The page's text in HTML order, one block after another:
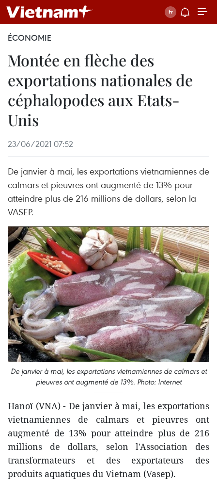
ÉCONOMIE
Montée en flèche des
exportations nationales de
céphalopodes aux Etats-
Unis
23/06/2021 07:52
De janvier à mai, les exportations vietnamiennes de
calmars et pieuvres ont augmenté de 13% pour
atteindre plus de 216 millions de dollars, selon la
VASEP.
De janvier à mai, les exportations vietnamiennes de calmars et
pieuvres ont augmenté de 13%. Photo: Internet
Hanoï (VNA) - De janvier à mai, les exportations
vietnamiennes de calmars et pieuvres ont
augmenté de 13% pour atteindre plus de 216
millions de dollars, selon l'Association des
transformateurs et des exportateurs des
produits aquatiques du Vietnam (Vasep).